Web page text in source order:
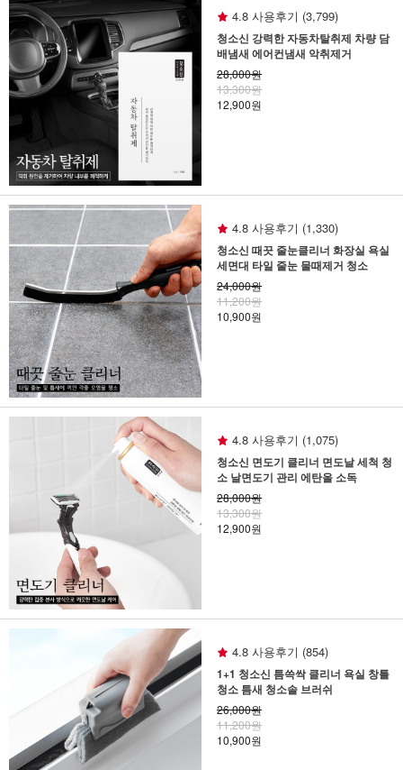
4.8 사용후기 (3,799)
청소신 강력한 자동차탈취제 차량 담
배냄새 에어컨냄새 악취제거
28,000원
13,300원
12,900원
4.8 사용후기 (1,330)
청소신 때끗 줄눈클리너 화장실 욕실
세면대 타일 줄눈 물때제거 청소
24,000원
11,200원
10,900원
4.8 사용후기 (1,075)
청소신 면도기 클리너 면도날 세척 청
소 날면도기 관리 에탄올 소독
28,000원
13,300원
12,900원
4.8 사용후기 (854)
1+1 청소신 틈쓱싹 클리너 욕실 창틀
청소 틈새 청소솔 브러쉬
26,000원
11,200원
10,900원